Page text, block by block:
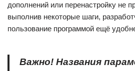
дополнений или перенастройку не
выполнив некоторые шаги,
пользование программой ещё
Важно! Названия